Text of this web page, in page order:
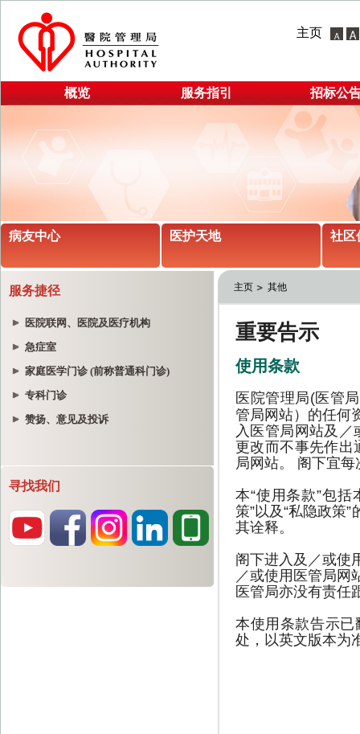
主页
概览 服务指引 招标公
病友中心 医护天地 社区
服务捷径
医院联网、医院及医疗机构
急症室
家庭医学门诊 (前称普通科门诊)
专科门诊
赞扬、意见及投诉
寻找我们
主页 其他